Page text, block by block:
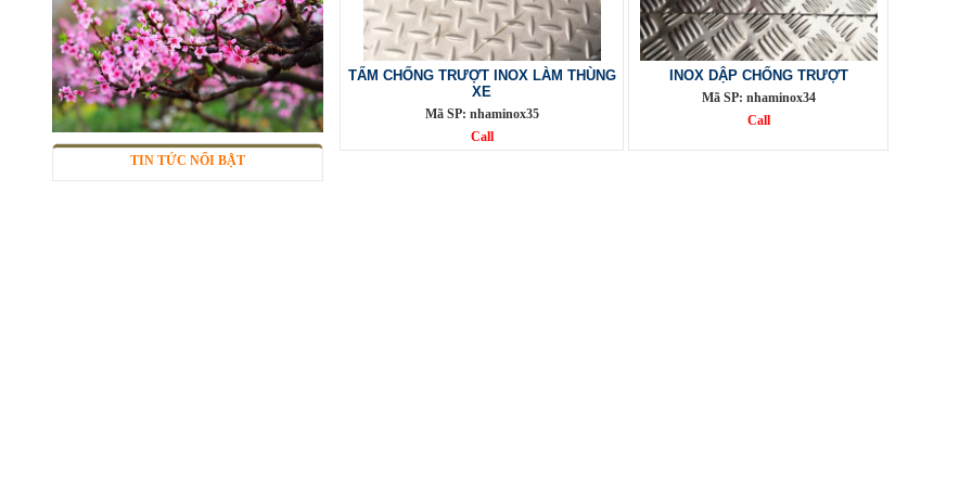
TIN TỨC NỔI BẬT
TẤM CHỐNG TRƯỢT INOX LÀM THÙNG
XE
Mã SP: nhaminox35
Call
INOX DẬP CHỐNG TRƯỢT
Mã SP: nhaminox34
Call